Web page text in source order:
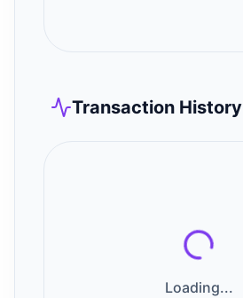
Transaction History
Loading...